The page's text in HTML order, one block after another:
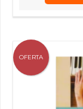
OFERTA